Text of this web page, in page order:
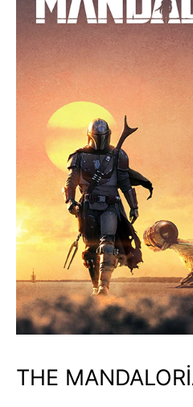
THE